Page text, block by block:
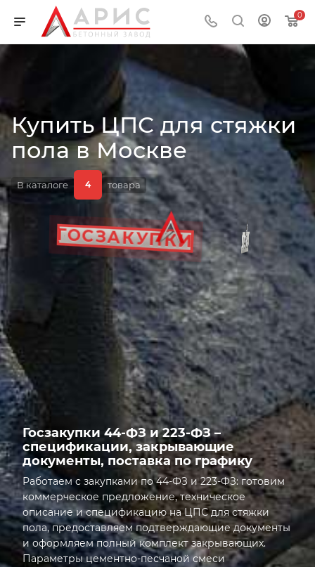
0
Купить ЦПС для стяжки
пола в Москве
В каталоге 4 товара
ЦЕНА
ДОСТАВКА
ГОСЗАКУПКИ
ДОБАВКИ
УПАКОВКА
Госзакупки 44-ФЗ и 223-ФЗ –
спецификации, закрывающие
документы, поставка по графику
Работаем с закупками по 44-ФЗ и 223-ФЗ: готовим
коммерческое предложение, техническое
описание и спецификацию на ЦПС для стяжки
пола, предоставляем подтверждающие документы
и оформляем полный комплект закрывающих.
Параметры цементно-песчаной смеси